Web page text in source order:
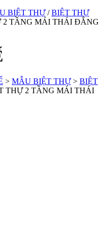
BIỆT THỰ/BIỆT THỰ
2 TẦNG MÁI THÁI ĐẲNG
> MẪU BIỆT THỰ> BIỆT
THỰ 2 TẦNG MÁI THÁI